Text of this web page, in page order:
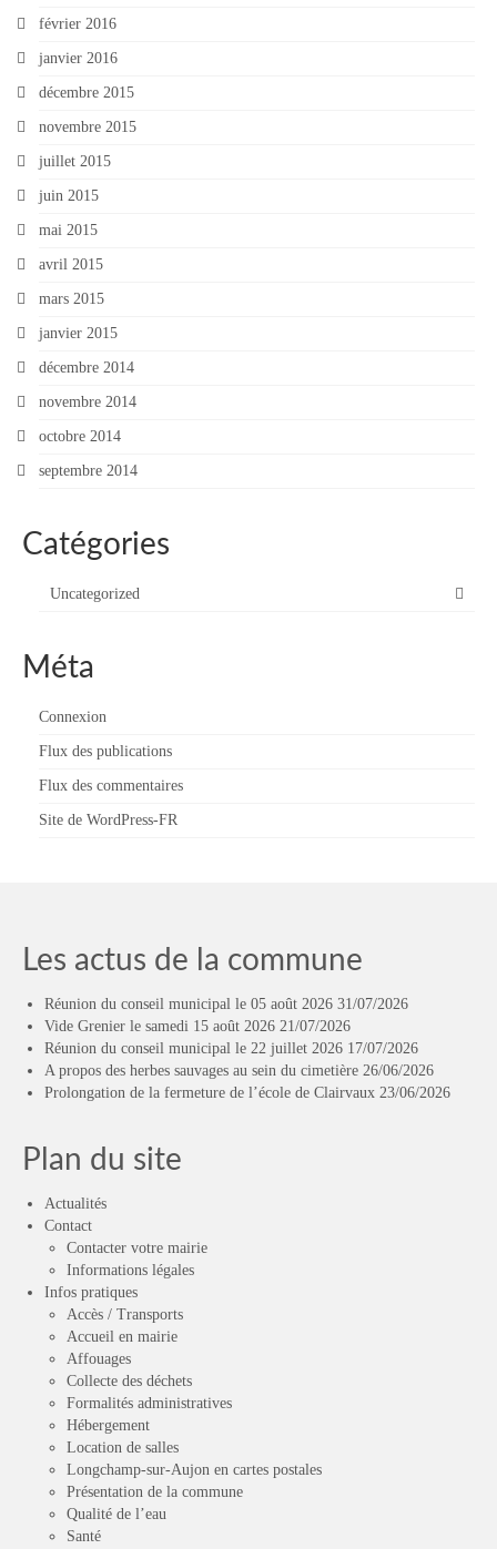
février 2016
janvier 2016
décembre 2015
novembre 2015
juillet 2015
juin 2015
mai 2015
avril 2015
mars 2015
janvier 2015
décembre 2014
novembre 2014
octobre 2014
septembre 2014
Catégories
Uncategorized
Méta
Connexion
Flux des publications
Flux des commentaires
Site de WordPress-FR
Les actus de la commune
Réunion du conseil municipal le 05 août 2026 31/07/2026
Vide Grenier le samedi 15 août 2026 21/07/2026
Réunion du conseil municipal le 22 juillet 2026 17/07/2026
A propos des herbes sauvages au sein du cimetière 26/06/2026
Prolongation de la fermeture de l’école de Clairvaux 23/06/2026
Plan du site
Actualités
Contact
Contacter votre mairie
Informations légales
Infos pratiques
Accès / Transports
Accueil en mairie
Affouages
Collecte des déchets
Formalités administratives
Hébergement
Location de salles
Longchamp-sur-Aujon en cartes postales
Présentation de la commune
Qualité de l’eau
Santé